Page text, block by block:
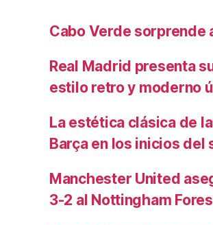
Cabo Verde sorprende
Real Madrid presenta
estilo retro y moderno
La estética clásica de
Barça en los inicios del
Manchester United
3-2 al Nottingham